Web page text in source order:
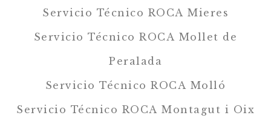
Servicio Técnico ROCA Mieres
Servicio Técnico ROCA Mollet de
Peralada
Servicio Técnico ROCA Molló
Servicio Técnico ROCA Montagut i Oix